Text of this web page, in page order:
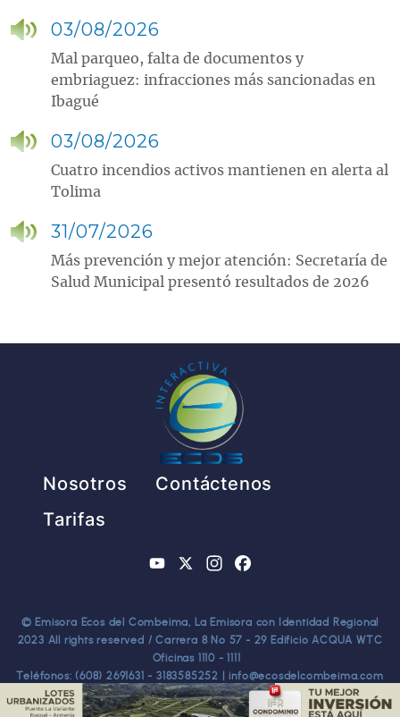
03/08/2026
Mal parqueo, falta de documentos y
embriaguez: infracciones más sancionadas en
Ibagué
03/08/2026
Cuatro incendios activos mantienen en alerta al
Tolima
31/07/2026
Más prevención y mejor atención: Secretaría de
Salud Municipal presentó resultados de 2026
Pie de página
Nosotros
Contáctenos
Tarifas
YouTube
X Instagram
© Emisora Ecos del Combeima, La Emisora con Identidad Regional
2023 All rights reserved / Carrera 8 No 57 - 29 Edificio ACQUA WTC
Oficinas 1110 - 1111
Teléfonos: (608) 2691631 - 3183585252 | info@ecosdelcombeima.com
Ibagué - Tolima. TODOS LOS DERECHOS RESERVADOS